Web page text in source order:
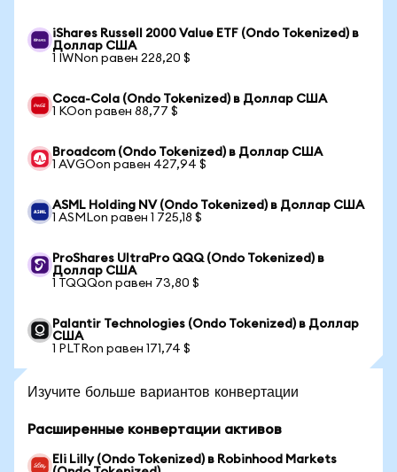
iShares Russell 2000 Value ETF (Ondo Tokenized) в
Доллар США
1 IWNon равен 228,20 $
Coca-Cola (Ondo Tokenized) в Доллар США
1 KOon равен 88,77 $
Broadcom (Ondo Tokenized) в Доллар США
1 AVGOon равен 427,94 $
ASML Holding NV (Ondo Tokenized) в Доллар США
1 ASMLon равен 1 725,18 $
ProShares UltraPro QQQ (Ondo Tokenized) в
Доллар США
1 TQQQon равен 73,80 $
Palantir Technologies (Ondo Tokenized) в Доллар
США
1 PLTRon равен 171,74 $
Изучите больше вариантов конвертации
Расширенные конвертации активов
Eli Lilly (Ondo Tokenized) в Robinhood Markets